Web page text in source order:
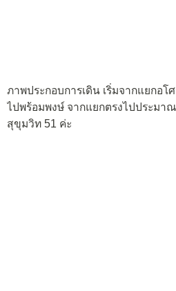
ภาพประกอบการเดิน เริ่มจากแยกอ
ไปพร้อมพงษ์ จากแยกตรงไปประมา
สุขุมวิท 51 ค่ะ